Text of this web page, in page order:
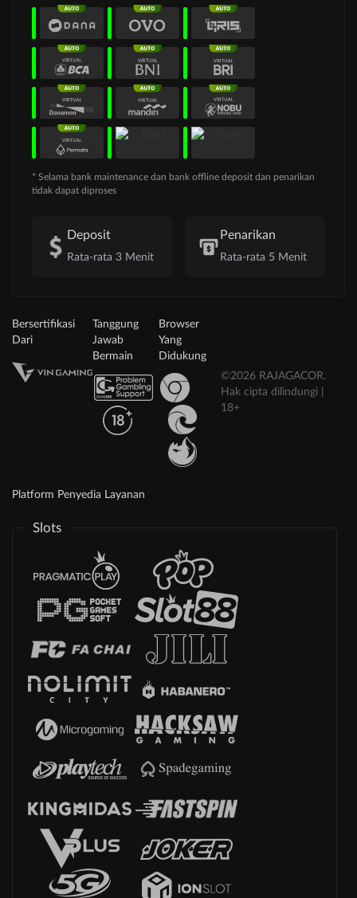
* Selama bank maintenance dan bank offline deposit dan penarikan
tidak dapat diproses
Deposit
Rata-rata 3 Menit
Penarikan
Rata-rata 5 Menit
Bersertifikasi
Dari
Tanggung
Jawab
Bermain
Browser
Yang
Didukung
©2026 RAJAGACOR.
Hak cipta dilindungi |
18+
Platform Penyedia Layanan
Slots